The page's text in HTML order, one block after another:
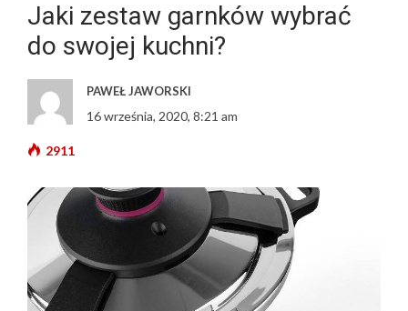
Jaki zestaw garnków wybrać
do swojej kuchni?
PAWEŁ JAWORSKI
16 września, 2020, 8:21 am
2911